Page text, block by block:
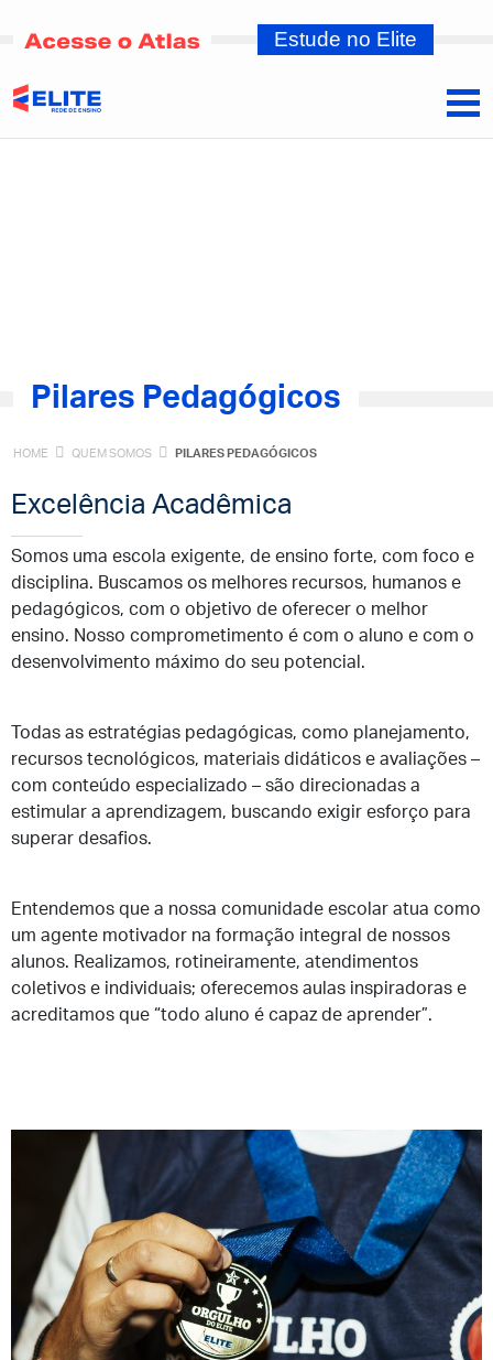
Estude no Elite
Pilares Pedagógicos
HOME QUEM SOMOS PILARES PEDAGÓGICOS
Excelência Acadêmica
Somos uma escola exigente, de ensino forte, com foco e
disciplina. Buscamos os melhores recursos, humanos e
pedagógicos, com o objetivo de oferecer o melhor
ensino. Nosso comprometimento é com o aluno e com o
desenvolvimento máximo do seu potencial.
Todas as estratégias pedagógicas, como planejamento,
recursos tecnológicos, materiais didáticos e avaliações –
com conteúdo especializado – são direcionadas a
estimular a aprendizagem, buscando exigir esforço para
superar desafios.
Entendemos que a nossa comunidade escolar atua como
um agente motivador na formação integral de nossos
alunos. Realizamos, rotineiramente, atendimentos
coletivos e individuais; oferecemos aulas inspiradoras e
acreditamos que “todo aluno é capaz de aprender”.